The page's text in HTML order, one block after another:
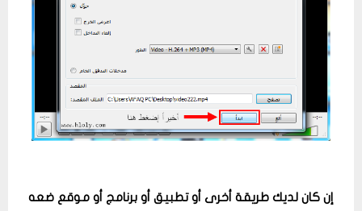
إن كان لديك طريقة أخرى أو تطبيق أو برنامج أو موقع ضعه